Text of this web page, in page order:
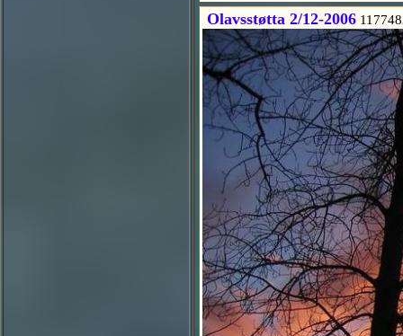
Olavsstøtta 2/12-2006